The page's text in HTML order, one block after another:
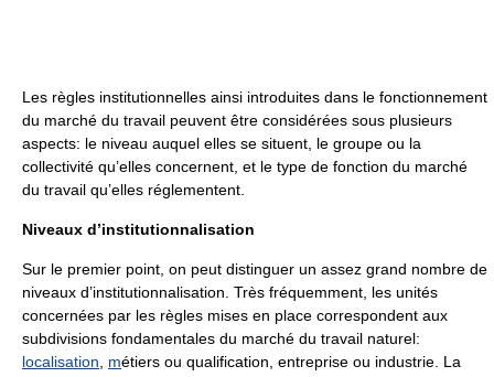
Les règles institutionnelles ainsi introduites dans le fonctionnement
du marché du travail peuvent être considérées sous plusieurs
aspects: le niveau auquel elles se situent, le groupe ou la
collectivité qu’elles concernent, et le type de fonction du marché
du travail qu’elles réglementent.
Niveaux d’institutionnalisation
Sur le premier point, on peut distinguer un assez grand nombre de
niveaux d’institutionnalisation. Très fréquemment, les unités
concernées par les règles mises en place correspondent aux
subdivisions fondamentales du marché du travail naturel:
localisation
métiers ou qualification, entreprise ou industrie. La